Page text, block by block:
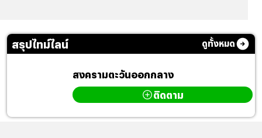
สรุปไทม์ไลน์ ดูทั้งหมด
สงครามตะวันออกกลาง
ติดตาม